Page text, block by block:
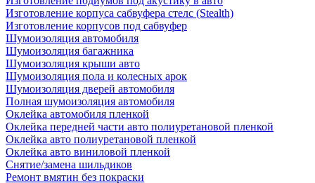
Изготовление корпуса сабвуфера стелс (Stealth)
Изготовление корпусов под сабвуфер
Шумоизоляция автомобиля
Шумоизоляция багажника
Шумоизоляция крыши авто
Шумоизоляция пола и колесных арок
Шумоизоляция дверей автомобиля
Полная шумоизоляция автомобиля
Оклейка автомобиля пленкой
Оклейка передней части авто полиуретановой пленкой
Оклейка авто полиуретановой пленкой
Оклейка авто виниловой пленкой
Снятие/замена шильдиков
Ремонт вмятин без покраски